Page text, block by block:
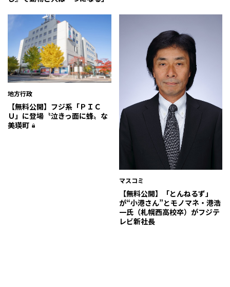
地方行政
【無料公開】フジ系「ＰＩＣ
Ｕ」に登場〝泣きっ面に蜂〟な
美瑛町
マスコミ
【無料公開】「とんねるず」
が“小港さん”とモノマネ・港浩
一氏（札幌西高校卒）がフジテ
レビ新社長